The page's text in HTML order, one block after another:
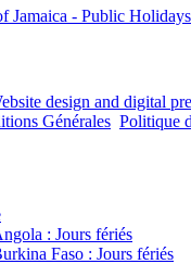
Jamaica - Public Holidays
design and digital
Générales Politique
: Jours fériés
Faso : Jours fériés